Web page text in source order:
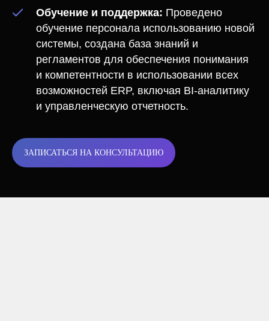
Обучение и поддержка: Проведено
обучение персонала использованию новой
системы, создана база знаний и
регламентов для обеспечения понимания
и компетентности в использовании всех
возможностей ERP, включая BI-аналитику
и управленческую отчетность.
ЗАПИСАТЬСЯ НА КОНСУЛЬТАЦИЮ